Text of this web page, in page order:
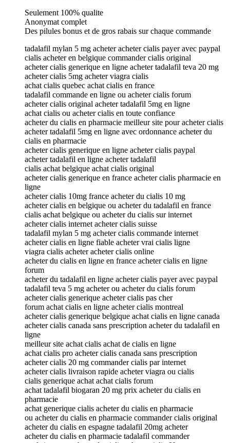
Seulement 100% qualite
Anonymat complet
Des pilules bonus et de gros rabais sur chaque commande
tadalafil mylan 5 mg acheter acheter cialis payer avec paypal
cialis acheter en belgique commander cialis original
acheter cialis generique en ligne acheter tadalafil teva 20 mg
acheter cialis 5mg acheter viagra cialis
achat cialis quebec achat cialis en france
tadalafil commande en ligne ou acheter cialis forum
acheter cialis original acheter tadalafil 5mg en ligne
achat cialis ou acheter cialis en toute confiance
acheter du cialis en pharmacie meilleur site pour acheter cialis
acheter tadalafil 5mg en ligne avec ordonnance acheter du
cialis en pharmacie
acheter cialis generique en ligne acheter cialis paypal
acheter tadalafil en ligne acheter tadalafil
cialis achat belgique achat cialis original
acheter cialis generique en france acheter cialis pharmacie en
ligne
acheter cialis 10mg france acheter du cialis 10 mg
acheter cialis en belgique ou acheter du tadalafil en france
cialis achat belgique ou acheter du cialis sur internet
acheter cialis internet acheter cialis suisse
tadalafil mylan 5 mg acheter cialis commande internet
acheter cialis en ligne fiable acheter vrai cialis ligne
viagra cialis acheter acheter cialis online
acheter du cialis en ligne en france acheter cialis en ligne
forum
acheter du tadalafil en ligne acheter cialis payer avec paypal
tadalafil teva 5 mg acheter ou acheter du cialis forum
acheter cialis generique acheter cialis pas cher
forum achat cialis en ligne acheter cialis montreal
acheter cialis generique belgique achat cialis en ligne canada
acheter cialis canada sans prescription acheter du tadalafil en
ligne
meilleur site achat cialis achat de cialis en ligne
achat cialis pro acheter cialis canada sans prescription
acheter cialis 20 mg commander cialis par internet
acheter cialis livraison rapide acheter viagra ou cialis
cialis generique achat achat cialis forum
achat tadalafil biogaran 20 mg prix acheter du cialis en
pharmacie
achat generique cialis acheter du cialis en pharmacie
ou acheter du cialis en pharmacie commander cialis original
acheter du cialis en espagne tadalafil 20mg acheter
acheter du cialis en pharmacie tadalafil commander